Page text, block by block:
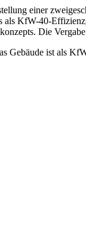
einer
KfW-40-
Die
Gebäude ist als